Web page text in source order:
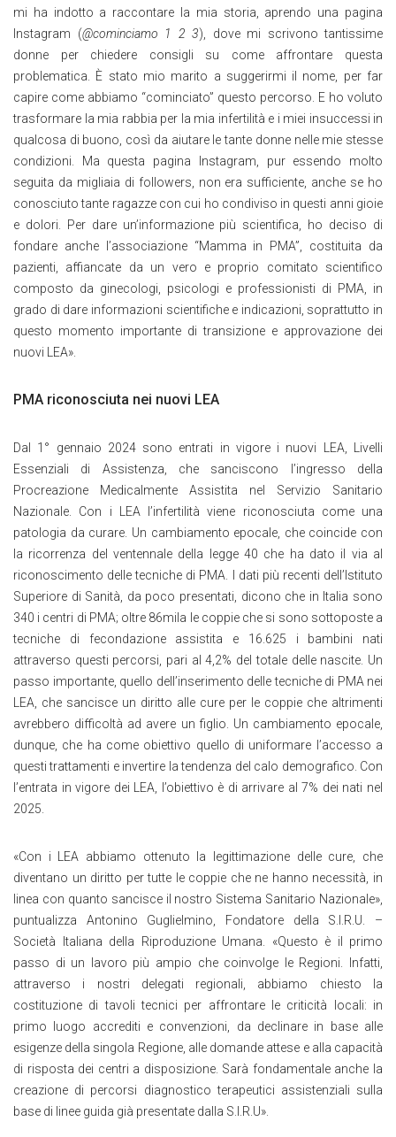
mi ha indotto a raccontare la mia storia, aprendo una pagina
Instagram (@cominciamo 1 2 3), dove mi scrivono tantissime
donne per chiedere consigli su come affrontare questa
problematica. È stato mio marito a suggerirmi il nome, per far
capire come abbiamo “cominciato” questo percorso. E ho voluto
trasformare la mia rabbia per la mia infertilità e i miei insuccessi in
qualcosa di buono, così da aiutare le tante donne nelle mie stesse
condizioni. Ma questa pagina Instagram, pur essendo molto
seguita da migliaia di followers, non era sufficiente, anche se ho
conosciuto tante ragazze con cui ho condiviso in questi anni gioie
e dolori. Per dare un’informazione più scientifica, ho deciso di
fondare anche l’associazione “Mamma in PMA”, costituita da
pazienti, affiancate da un vero e proprio comitato scientifico
composto da ginecologi, psicologi e professionisti di PMA, in
grado di dare informazioni scientifiche e indicazioni, soprattutto in
questo momento importante di transizione e approvazione dei
nuovi LEA».
PMA riconosciuta nei nuovi LEA
Dal 1° gennaio 2024 sono entrati in vigore i nuovi LEA, Livelli
Essenziali di Assistenza, che sanciscono l’ingresso della
Procreazione Medicalmente Assistita nel Servizio Sanitario
Nazionale. Con i LEA l’infertilità viene riconosciuta come una
patologia da curare. Un cambiamento epocale, che coincide con
la ricorrenza del ventennale della legge 40 che ha dato il via al
riconoscimento delle tecniche di PMA. I dati più recenti dell’Istituto
Superiore di Sanità, da poco presentati, dicono che in Italia sono
340 i centri di PMA; oltre 86mila le coppie che si sono sottoposte a
tecniche di fecondazione assistita e 16.625 i bambini nati
attraverso questi percorsi, pari al 4,2% del totale delle nascite. Un
passo importante, quello dell’inserimento delle tecniche di PMA nei
LEA, che sancisce un diritto alle cure per le coppie che altrimenti
avrebbero difficoltà ad avere un figlio. Un cambiamento epocale,
dunque, che ha come obiettivo quello di uniformare l’accesso a
questi trattamenti e invertire la tendenza del calo demografico. Con
l’entrata in vigore dei LEA, l’obiettivo è di arrivare al 7% dei nati nel
2025.
«Con i LEA abbiamo ottenuto la legittimazione delle cure, che
diventano un diritto per tutte le coppie che ne hanno necessità, in
linea con quanto sancisce il nostro Sistema Sanitario Nazionale»,
puntualizza Antonino Guglielmino, Fondatore della S.I.R.U. –
Società Italiana della Riproduzione Umana. «Questo è il primo
passo di un lavoro più ampio che coinvolge le Regioni. Infatti,
attraverso i nostri delegati regionali, abbiamo chiesto la
costituzione di tavoli tecnici per affrontare le criticità locali: in
primo luogo accrediti e convenzioni, da declinare in base alle
esigenze della singola Regione, alle domande attese e alla capacità
di risposta dei centri a disposizione. Sarà fondamentale anche la
creazione di percorsi diagnostico terapeutici assistenziali sulla
base di linee guida già presentate dalla S.I.R.U».